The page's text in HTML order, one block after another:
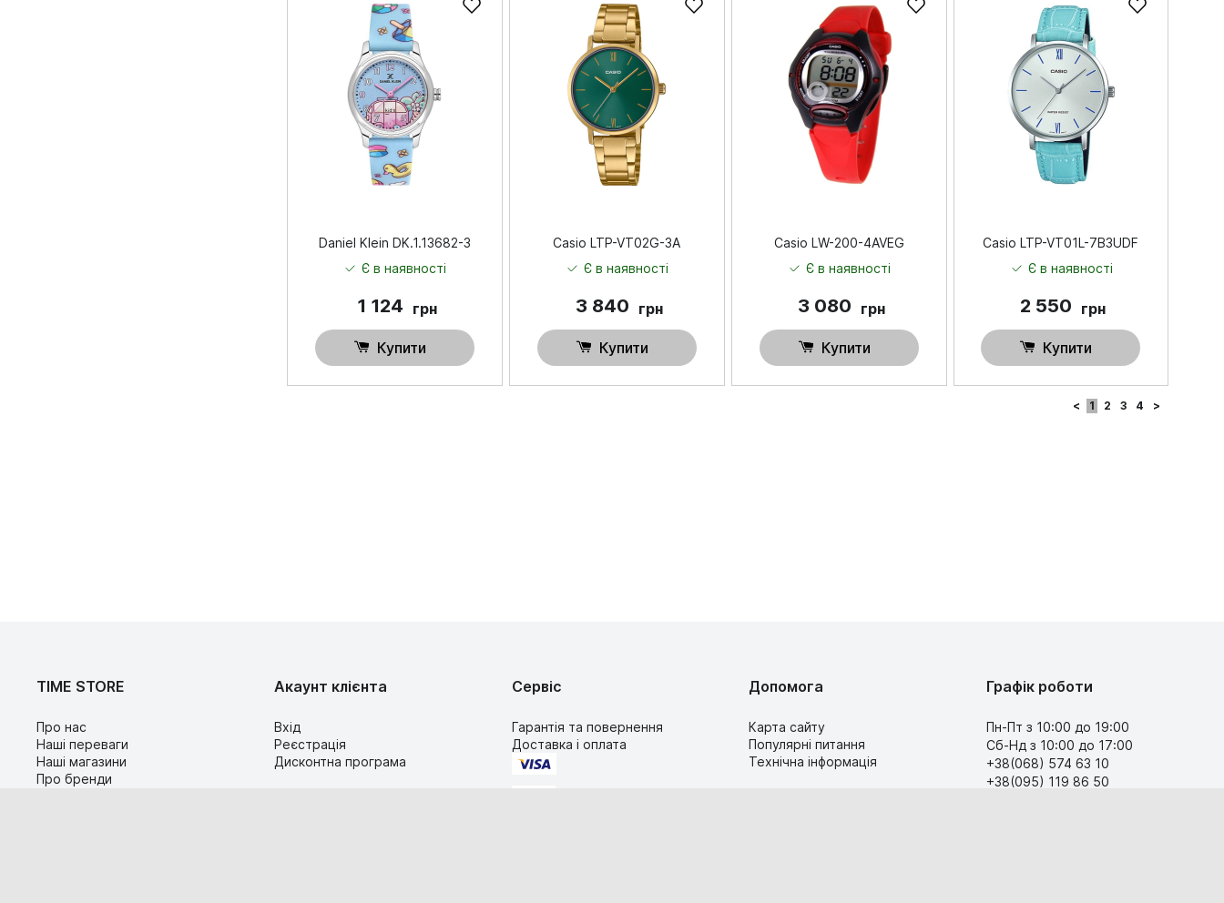
Daniel Klein DK.1.13682-3
Є в наявності
1 124 грн
Купити
Casio LTP-VT02G-3A
Є в наявності
3 840 грн
Купити
Casio LW-200-4AVEG
Є в наявності
3 080 грн
Купити
Casio LTP-VT01L-7B3UDF
Є в наявності
2 550 грн
Купити
< 1 2 3 4 >
TIME STORE
Про нас
Наші переваги
Наші магазини
Про бренди
Акаунт клієнта
Вхід
Реєстрація
Дисконтна програма
Сервіс
Гарантія та повернення
Доставка і оплата
Допомога
Карта сайту
Популярні питання
Технічна інформація
Графік роботи
Пн-Пт з 10:00 до 19:00
Сб-Нд з 10:00 до 17:00
+38(068) 574 63 10
+38(095) 119 86 50